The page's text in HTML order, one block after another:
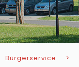
Bürgerservice